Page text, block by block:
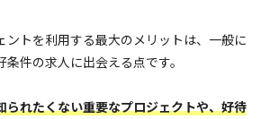
ントを利用する最大のメリットは、一般に
件の求人に出会える点です。
られたくない重要なプロジェクトや、好待